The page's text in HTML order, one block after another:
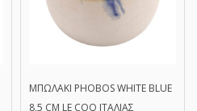
ΜΠΩΛΑΚΙ PHOBOS WHITE BLUE
8,5 CM LE COQ ΙΤΑΛΙΑΣ